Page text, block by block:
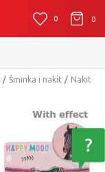
0 0
Šminka i nakit
Nakit